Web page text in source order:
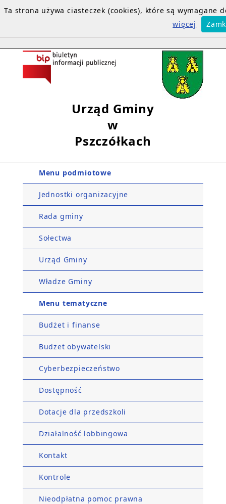
Urząd Gminy
w
Pszczółkach
Menu podmiotowe
Jednostki organizacyjne
Rada gminy
Sołectwa
Urząd Gminy
Władze Gminy
Menu tematyczne
Budżet i finanse
Budżet obywatelski
Cyberbezpieczeństwo
Dostępność
Dotacje dla przedszkoli
Działalność lobbingowa
Kontakt
Kontrole
Nieodpłatna pomoc prawna
Ta strona używa ciasteczek (cookies), które są
więcej